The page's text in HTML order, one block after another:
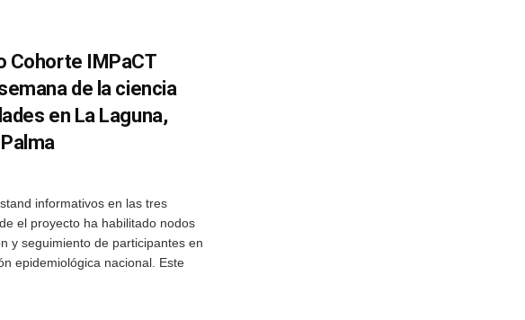
Cohorte IMPaCT
de la ciencia
en La Laguna,
informativos en las tres
el proyecto ha habilitado nodos
y seguimiento de participantes en
epidemiológica nacional. Este